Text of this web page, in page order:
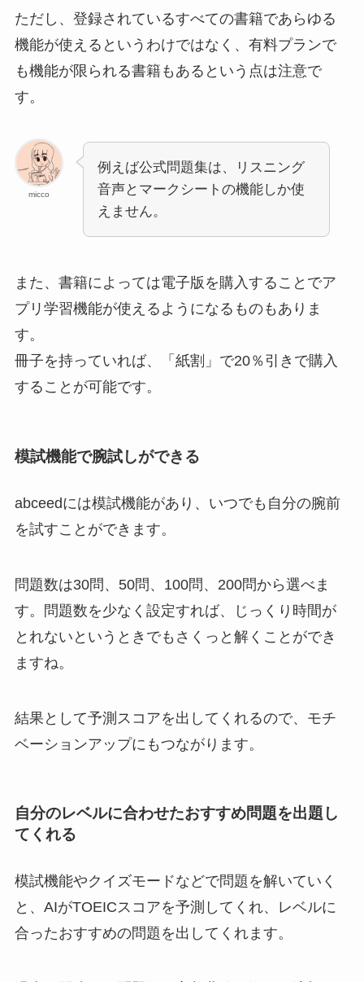
ただし、登録されているすべての書籍であらゆる
機能が使えるというわけではなく、有料プランで
も機能が限られる書籍もあるという点は注意で
す。
micco
例えば公式問題集は、リスニング
音声とマークシートの機能しか使
えません。
また、書籍によっては電子版を購入することでア
プリ学習機能が使えるようになるものもありま
す。
冊子を持っていれば、「紙割」で20％引きで購入
することが可能です。
模試機能で腕試しができる
abceedには模試機能があり、いつでも自分の腕前
を試すことができます。
問題数は30問、50問、100問、200問から選べま
す。問題数を少なく設定すれば、じっくり時間が
とれないというときでもさくっと解くことができ
ますね。
結果として予測スコアを出してくれるので、モチ
ベーションアップにもつながります。
自分のレベルに合わせたおすすめ問題を出題し
てくれる
模試機能やクイズモードなどで問題を解いていく
と、AIがTOEICスコアを予測してくれ、レベルに
合ったおすすめの問題を出してくれます。